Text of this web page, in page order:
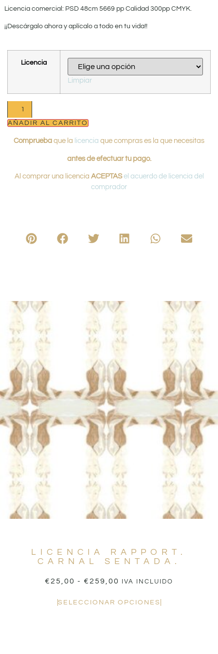
Licencia comercial: PSD 48cm 5669 pp Calidad 300pp CMYK.
¡¡Descárgalo ahora y aplícalo a todo en tu vida!!
Licencia
Limpiar
AÑADIR AL CARRITO
Comprueba que la licencia que compras es la que necesitas
antes de efectuar tu pago.
Al comprar una licencia ACEPTAS el acuerdo de licencia del
comprador
LICENCIA RAPPORT.
CARNAL SENTADA.
€25,00 - €259,00 IVA INCLUIDO
SELECCIONAR OPCIONES